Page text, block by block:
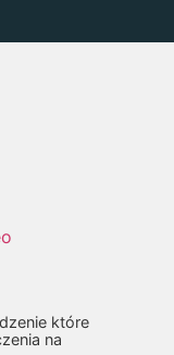
które
na